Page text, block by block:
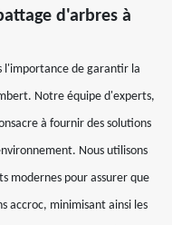
d'arbres à
l'importance de garantir la
Notre équipe d'experts,
à fournir des solutions
Nous utilisons
modernes pour assurer que
accroc, minimisant ainsi les